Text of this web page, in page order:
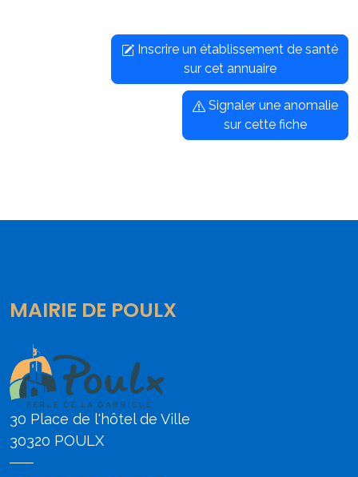
Inscrire un établissement de santé
sur cet annuaire
Signaler une anomalie
sur cette fiche
MAIRIE DE POULX
30 Place de l'hôtel de Ville
30320 POULX